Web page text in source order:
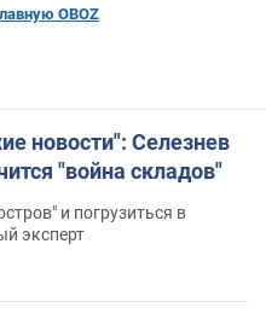
OBOZ
новости": Селезнев
"война складов"
и погрузиться в
эксперт